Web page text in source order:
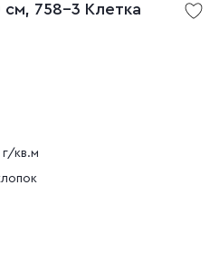
см, 758-3 Клетка
г/кв.м